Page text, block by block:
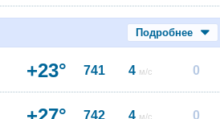
Подробнее
+23° 741 4 м/с 0
742 4 м/с 0